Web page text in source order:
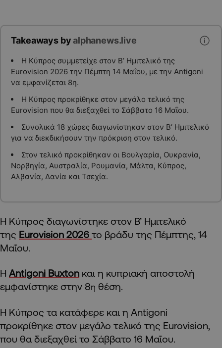
Takeaways byalphanews.live
Η Κύπρος συμμετείχε στον Β’ Ημιτελικό της
Eurovision 2026 την Πέμπτη 14 Μαΐου, με την Antigoni
να εμφανίζεται 8η.
Η Κύπρος προκρίθηκε στον μεγάλο τελικό της
Eurovision που θα διεξαχθεί το Σάββατο 16 Μαΐου.
Συνολικά 18 χώρες διαγωνίστηκαν στον Β’ Ημιτελικό
για να διεκδικήσουν την πρόκριση στον τελικό.
Στον τελικό προκρίθηκαν οι Βουλγαρία, Ουκρανία,
Νορβηγία, Αυστραλία, Ρουμανία, Μάλτα, Κύπρος,
Αλβανία, Δανία και Τσεχία.
Η Κύπρος διαγωνίστηκε στον Β’ Ημιτελικό
της Eurovision 2026 το βράδυ της Πέμπτης, 14
Μαΐου.
Η Antigoni Buxton και η κυπριακή αποστολή
εμφανίστηκε στην 8η θέση.
Η Κύπρος τα κατάφερε και η Antigoni
προκρίθηκε στον μεγάλο τελικό της Eurovision,
που θα διεξαχθεί το Σάββατο 16 Μαΐου.